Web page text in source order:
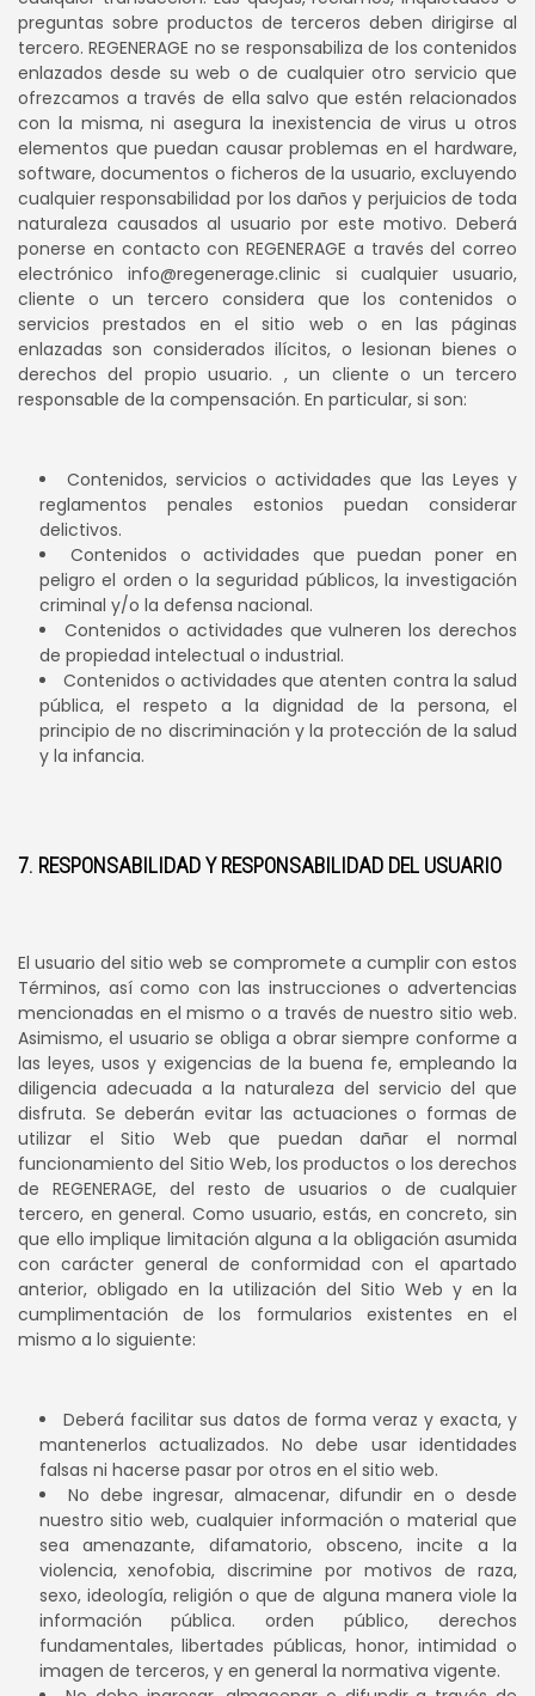
preguntas sobre productos de terceros deben dirigirse al
tercero. REGENERAGE no se responsabiliza de los contenidos
enlazados desde su web o de cualquier otro servicio que
ofrezcamos a través de ella salvo que estén relacionados
con la misma, ni asegura la inexistencia de virus u otros
elementos que puedan causar problemas en el hardware,
software, documentos o ficheros de la usuario, excluyendo
cualquier responsabilidad por los daños y perjuicios de toda
naturaleza causados al usuario por este motivo. Deberá
ponerse en contacto con REGENERAGE a través del correo
electrónico info@regenerage.clinic si cualquier usuario,
cliente o un tercero considera que los contenidos o
servicios prestados en el sitio web o en las páginas
enlazadas son considerados ilícitos, o lesionan bienes o
derechos del propio usuario. , un cliente o un tercero
responsable de la compensación. En particular, si son:
Contenidos, servicios o actividades que las Leyes y
reglamentos penales estonios puedan considerar
delictivos.
Contenidos o actividades que puedan poner en
peligro el orden o la seguridad públicos, la investigación
criminal y/o la defensa nacional.
Contenidos o actividades que vulneren los derechos
de propiedad intelectual o industrial.
Contenidos o actividades que atenten contra la salud
pública, el respeto a la dignidad de la persona, el
principio de no discriminación y la protección de la salud
y la infancia.
7. RESPONSABILIDAD Y RESPONSABILIDAD DEL USUARIO
El usuario del sitio web se compromete a cumplir con estos
Términos, así como con las instrucciones o advertencias
mencionadas en el mismo o a través de nuestro sitio web.
Asimismo, el usuario se obliga a obrar siempre conforme a
las leyes, usos y exigencias de la buena fe, empleando la
diligencia adecuada a la naturaleza del servicio del que
disfruta. Se deberán evitar las actuaciones o formas de
utilizar el Sitio Web que puedan dañar el normal
funcionamiento del Sitio Web, los productos o los derechos
de REGENERAGE, del resto de usuarios o de cualquier
tercero, en general. Como usuario, estás, en concreto, sin
que ello implique limitación alguna a la obligación asumida
con carácter general de conformidad con el apartado
anterior, obligado en la utilización del Sitio Web y en la
cumplimentación de los formularios existentes en el
mismo a lo siguiente:
Deberá facilitar sus datos de forma veraz y exacta, y
mantenerlos actualizados. No debe usar identidades
falsas ni hacerse pasar por otros en el sitio web.
No debe ingresar, almacenar, difundir en o desde
nuestro sitio web, cualquier información o material que
sea amenazante, difamatorio, obsceno, incite a la
violencia, xenofobia, discrimine por motivos de raza,
sexo, ideología, religión o que de alguna manera viole la
información pública. orden público, derechos
fundamentales, libertades públicas, honor, intimidad o
imagen de terceros, y en general la normativa vigente.